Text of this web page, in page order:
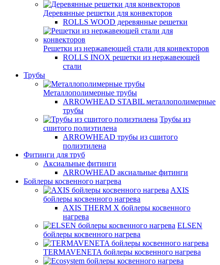
Деревянные решетки для конвекторов
ROLLS WOOD деревянные решетки
Решетки из нержавеющей стали для конвекторов
ROLLS INOX решетки из нержавеющей
стали
Трубы
Металлополимерные трубы
ARROWHEAD STABIL металлополимерные
трубы
Трубы из
сшитого полиэтилена
ARROWHEAD трубы из сшитого
полиэтилена
Фитинги для труб
Аксиальные фитинги
ARROWHEAD аксиальные фитинги
Бойлеры косвенного нагрева
AXIS
бойлеры косвенного нагрева
AXIS THERM X бойлеры косвенного
нагрева
ELSEN
бойлеры косвенного нагрева
TERMAVENETA бойлеры косвенного нагрева